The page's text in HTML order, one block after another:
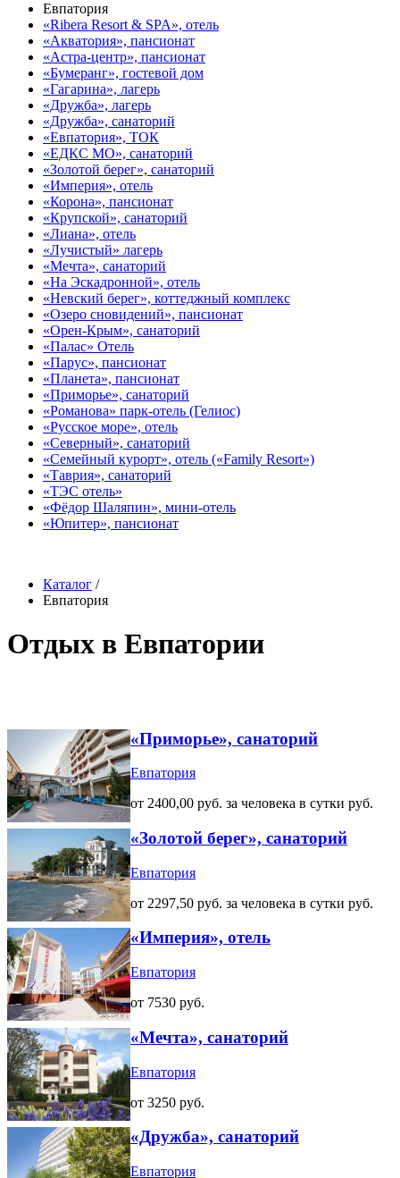
Евпатория
«Ribera Resort & SPA», отель
«Акватория», пансионат
«Астра-центр», пансионат
«Бумеранг», гостевой дом
«Гагарина», лагерь
«Дружба», лагерь
«Дружба», санаторий
«Евпатория», ТОК
«ЕДКС МО», санаторий
«Золотой берег», санаторий
«Империя», отель
«Корона», пансионат
«Крупской», санаторий
«Лиана», отель
«Лучистый» лагерь
«Мечта», санаторий
«На Эскадронной», отель
«Невский берег», коттеджный комплекс
«Озеро сновидений», пансионат
«Орен-Крым», санаторий
«Палас» Отель
«Парус», пансионат
«Планета», пансионат
«Приморье», санаторий
«Романова» парк-отель (Гелиос)
«Русское море», отель
«Северный», санаторий
«Семейный курорт», отель («Family Resort»)
«Таврия», санаторий
«ТЭС отель»
«Фёдор Шаляпин», мини-отель
«Юпитер», пансионат
Каталог /
Евпатория
Отдых в Евпатории
«Приморье», санаторий
Евпатория
от 2400,00 руб. за человека в сутки руб.
«Золотой берег», санаторий
Евпатория
от 2297,50 руб. за человека в сутки руб.
«Империя», отель
Евпатория
от 7530 руб.
«Мечта», санаторий
Евпатория
от 3250 руб.
«Дружба», санаторий
Евпатория